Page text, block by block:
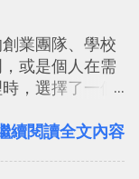
且價格不貴，
也十分簡單。
：「 不需買印
則從印照片出
業團隊、學校
或是個人在需
，選擇了一個
，讓這麼多人都
續閱讀全文內容